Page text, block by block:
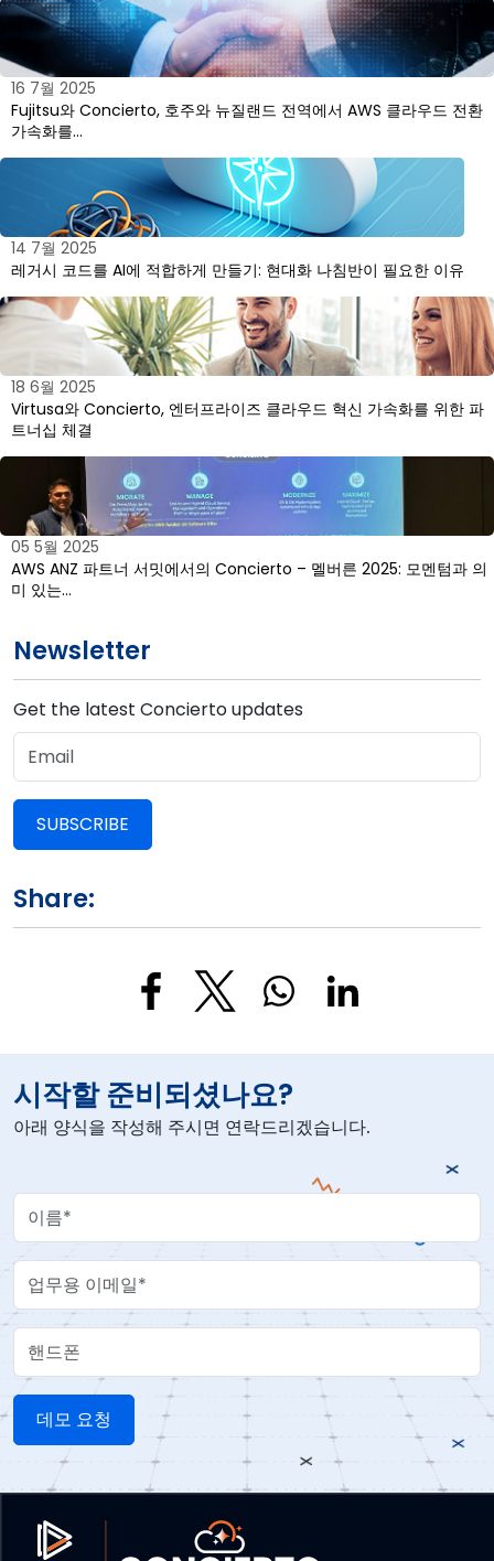
16 7월 2025
Fujitsu와 Concierto, 호주와 뉴질랜드 전역에서 AWS 클라우드 전환
가속화를…
14 7월 2025
레거시 코드를 AI에 적합하게 만들기: 현대화 나침반이 필요한 이유
18 6월 2025
Virtusa와 Concierto, 엔터프라이즈 클라우드 혁신 가속화를 위한 파
트너십 체결
05 5월 2025
AWS ANZ 파트너 서밋에서의 Concierto – 멜버른 2025: 모멘텀과 의
미 있는…
Newsletter
Get the latest Concierto updates
SUBSCRIBE
Share:
시작할 준비되셨나요?
아래 양식을 작성해 주시면 연락드리겠습니다.
Your Name
Work Email
핸드폰